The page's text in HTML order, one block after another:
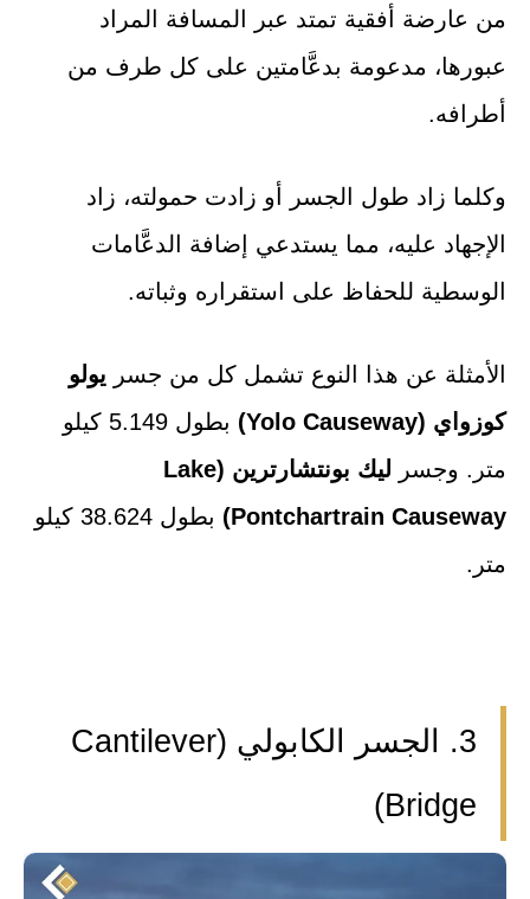
من عارضة أفقية تمتد عبر المسافة المراد
عبورها، مدعومة بدعَّامتين على كل طرف من
أطرافه.
وكلما زاد طول الجسر أو زادت حمولته، زاد
الإجهاد عليه، مما يستدعي إضافة الدعَّامات
الوسطية للحفاظ على استقراره وثباته.
الأمثلة عن هذا النوع تشمل كل من جسر يولو
كوزواي (Yolo Causeway)
بطول 5.149 كيلو
متر. وجسر
ليك بونتشارترين (Lake
Pontchartrain Causeway)
بطول 38.624 كيلو
متر.
3. الجسر الكابولي (Cantilever
Bridge)